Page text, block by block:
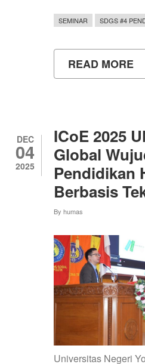
SEMINAR SDGS #4
READ MORE
DEC
04
2025
ICoE 2025
Global
Pendidikan
Berbasis
By humas
Universitas Negeri